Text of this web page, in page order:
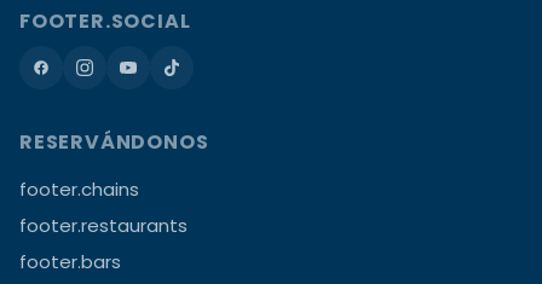
FOOTER.SOCIAL
RESERVÁNDONOS
footer.chains
footer.restaurants
footer.bars